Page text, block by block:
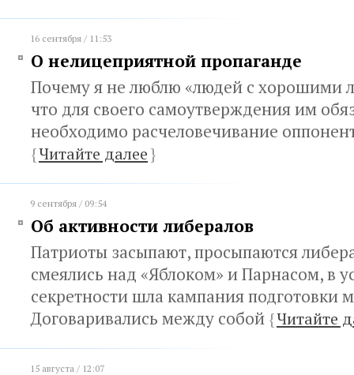
16 сентября / 11:53
О нелицеприятной пропаганде
Почему я не люблю «людей с хорошими
что для своего самоутверждения им
необходимо расчеловечивание
{Читайте далее}
9 сентября / 09:54
Об активности либералов
Патриоты засыпают, просыпаются
смеялись над «Яблоком» и Парнасом, в
секретности шла кампания подготовки
Договаривались между собой {Читайте
15 августа / 12:07